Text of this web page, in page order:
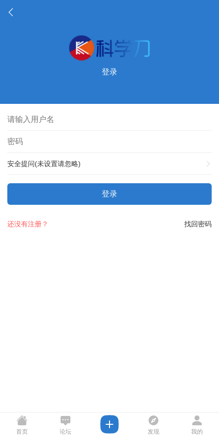
登录
安全提问(未设置请忽略)
登录
找回密码
还没有注册？
首页 论坛 发现 我的